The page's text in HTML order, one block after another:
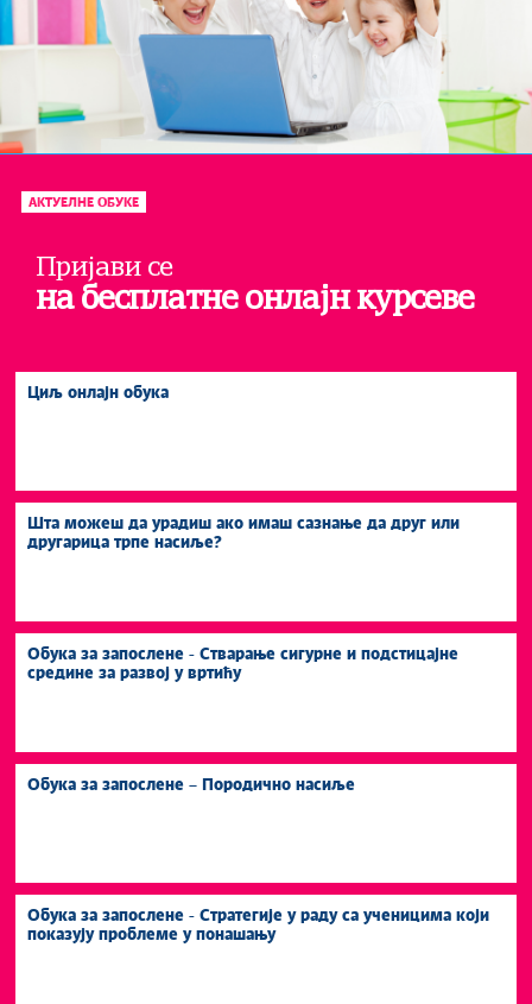
Лепо васпитање ствара добре људе!
АКТУЕЛНЕ ОБУКЕ
Пријави се
на бесплатне онлајн курсеве
Циљ онлајн обука
Шта можеш да урадиш ако имаш сазнање да друг или
другарица трпе насиље?
Обука за запослене - Стварање сигурне и подстицајне
средине за развој у вртићу
Обука за запослене – Породично насиље
Обука за запослене - Стратегије у раду са ученицима који
показују проблеме у понашању